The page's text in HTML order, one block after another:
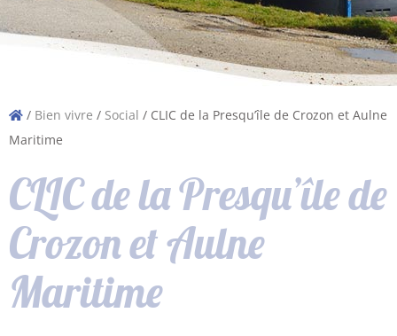
/ Bien vivre / Social / CLIC de la Presqu’île de Crozon et Aulne
Maritime
CLIC de la Presqu’île de
Crozon et Aulne
Maritime